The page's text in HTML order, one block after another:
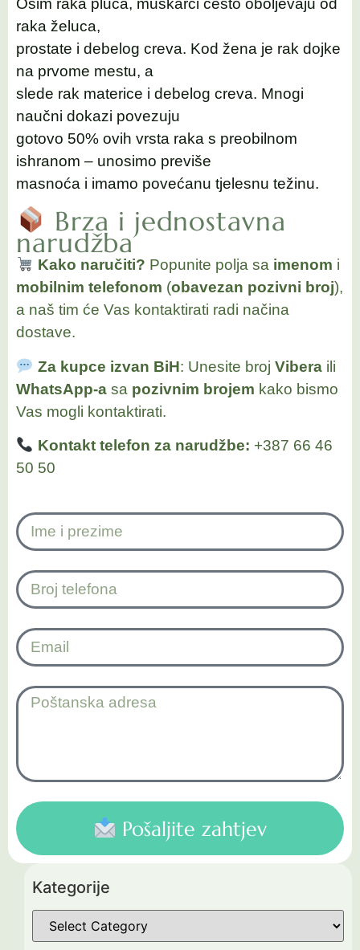
Osim raka pluća, muškarci često oboljevaju od
raka želuca,
prostate i debelog creva. Kod žena je rak dojke
na prvome mestu, a
slede rak materice i debelog creva. Mnogi
naučni dokazi povezuju
gotovo 50% ovih vrsta raka s preobilnom
ishranom – unosimo previše
masnoća i imamo povećanu tjelesnu težinu.
Brza i jednostavna
narudžba
Kako naručiti? Popunite polja sa imenom i
mobilnim telefonom (obavezan pozivni broj),
a naš tim će Vas kontaktirati radi načina
dostave.
Za kupce izvan BiH: Unesite broj Viberaili
WhatsApp-a sa pozivnim brojem kako bismo
Vas mogli kontaktirati.
Kontakt telefon za narudžbe: +387 66 46
50 50
Pošaljite zahtjev
Kategorije